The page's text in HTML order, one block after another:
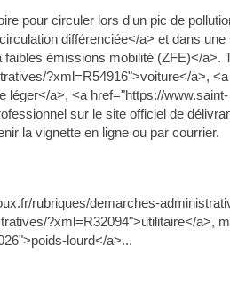
pour circuler lors d'un pic de
différenciée</a> et dans une
émissions mobilité (ZFE)</a>.
?xml=R54916">voiture</a>, <a
léger</a>, <a href="https://www.saint-
sur le site officiel de
la vignette en ligne ou par courrier.
rubriques/demarches-
?xml=R32094">utilitaire</a>,
lourd</a>...